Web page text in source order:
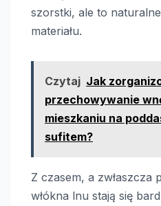
szorstki, ale to
materiału.
Czytaj Jak
przechowywanie
mieszkaniu na
sufitem?
Z czasem, a zwłaszcza
włókna lnu stają się